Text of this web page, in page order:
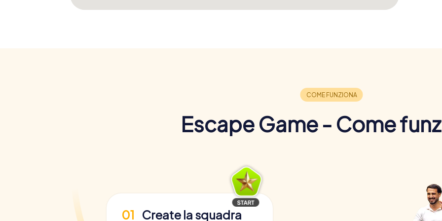
Escape Game - Come
01 Create la squadra